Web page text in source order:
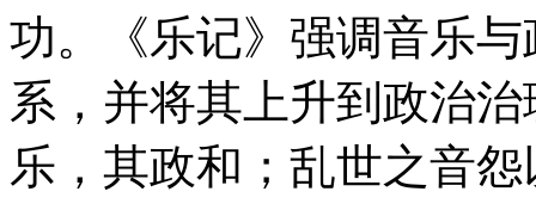
功。《乐记》强调音乐
系，并将其上升到政治
乐，其政和；乱世之音